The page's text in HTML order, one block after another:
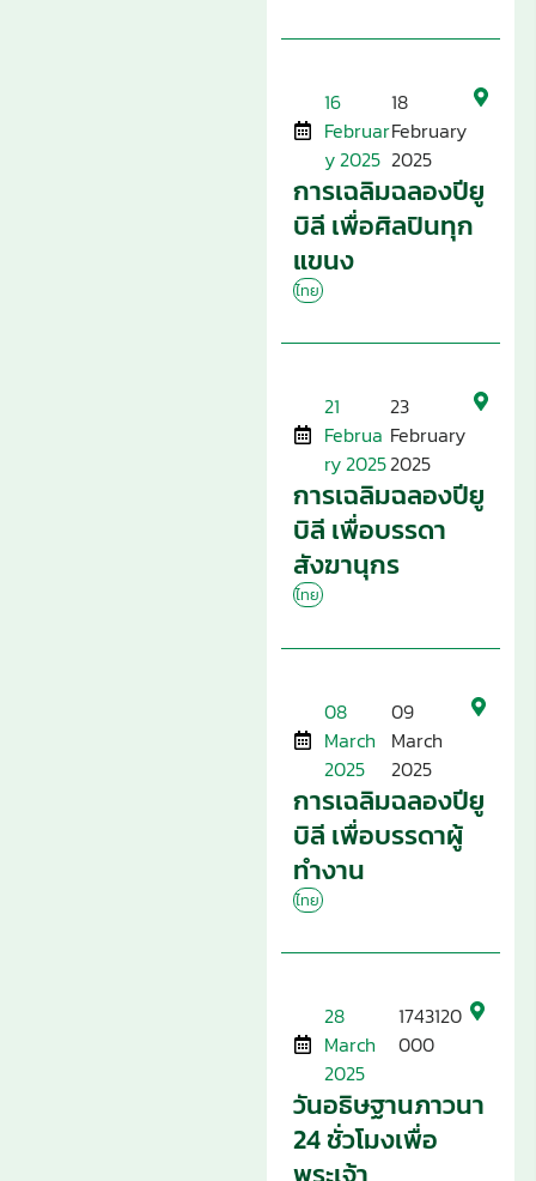
16
Februar
y 2025
18
February
2025
การเฉลิมฉลองปียู
บิลี เพื่อศิลปินทุก
แขนง
ไทย
21
Februa
ry 2025
23
February
2025
การเฉลิมฉลองปียู
บิลี เพื่อบรรดา
สังฆานุกร
ไทย
08
March
2025
09
March
2025
การเฉลิมฉลองปียู
บิลี เพื่อบรรดาผู้
ทำงาน
ไทย
28
March
2025
1743120
000
วันอธิษฐานภาวนา
24 ชั่วโมงเพื่อ